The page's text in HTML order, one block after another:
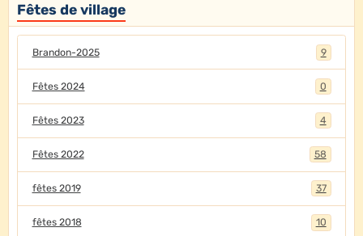
Fêtes de village
Brandon-2025 9
Fêtes 2024 0
Fêtes 2023 4
Fêtes 2022 58
fêtes 2019 37
fêtes 2018 10